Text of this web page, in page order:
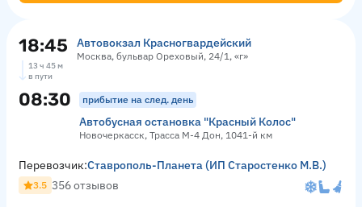
18:45 Автовокзал Красногвардейский
Москва, бульвар Ореховый, 24/1, «г»
13 ч 45 м
в пути
08:30 прибытие на след. день
Автобусная остановка "Красный Колос"
Новочеркасск, Трасса М-4 Дон, 1041-й км
Перевозчик:Ставрополь-Планета (ИП Старостенко М.В.)
3.5 356 отзывов